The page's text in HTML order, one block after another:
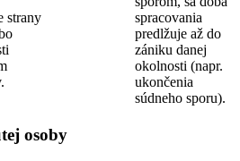
strany
spracovania
predlžuje až do
zániku danej
okolnosti (napr.
ukončenia
súdneho sporu).
osoby